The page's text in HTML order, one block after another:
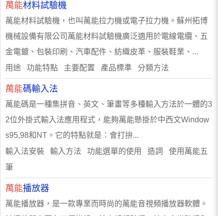
萬能材料試驗機
萬能材料試驗機，也叫萬能拉力機或電子拉力機。蘇州拓博
機械設備有限公司萬能材料試驗機廣泛適用於電線電纜、五
金電鍍、包裝印刷、汽車配件、紡織皮革、服裝鞋業、...
用途 功能特點 主要配置 產品標準 分類方法
萬能碼輸入法
萬能碼是一種集拼音、英文、筆畫等多種輸入方法於一體的3
2位外掛式輸入法應用程式，能夠萬能懸掛於中西文Window
s95,98和NT。它的特點就是：會打拚...
輸入法安裝 輸入方法 功能選單的使用 造詞 使用萬能五
筆
萬能播放器
萬能播放器，是一款專業而時尚的萬能音視頻播放器軟體。